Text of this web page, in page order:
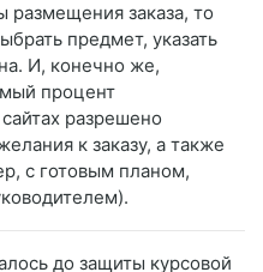
размещения заказа, то
предмет, указать
И, конечно же,
процент
разрешено
к заказу, а также
с готовым планом,
до защиты курсовой